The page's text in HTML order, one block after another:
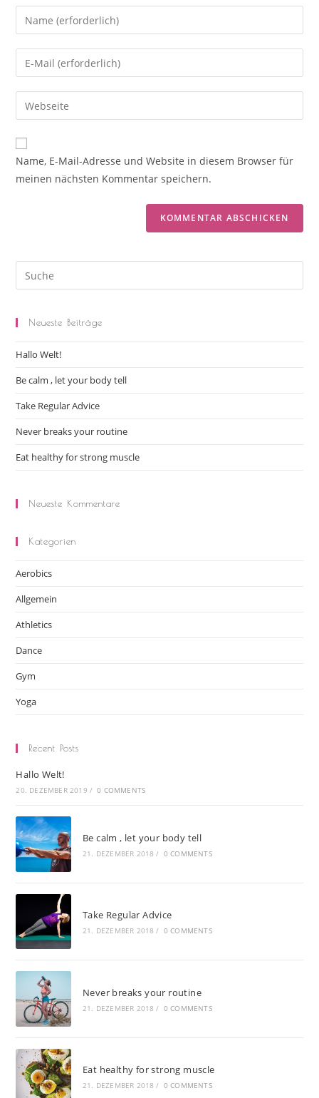
Name, E-Mail-Adresse und Website in diesem Browser für
meinen nächsten Kommentar speichern.
Neueste Beiträge
Hallo Welt!
Be calm , let your body tell
Take Regular Advice
Never breaks your routine
Eat healthy for strong muscle
Neueste Kommentare
Kategorien
Aerobics
Allgemein
Athletics
Dance
Gym
Yoga
Recent Posts
Hallo Welt!
20. DEZEMBER 2019 / 0 COMMENTS
Be calm , let your body tell
21. DEZEMBER 2018 / 0 COMMENTS
Take Regular Advice
21. DEZEMBER 2018 / 0 COMMENTS
Never breaks your routine
21. DEZEMBER 2018 / 0 COMMENTS
Eat healthy for strong muscle
21. DEZEMBER 2018 / 0 COMMENTS